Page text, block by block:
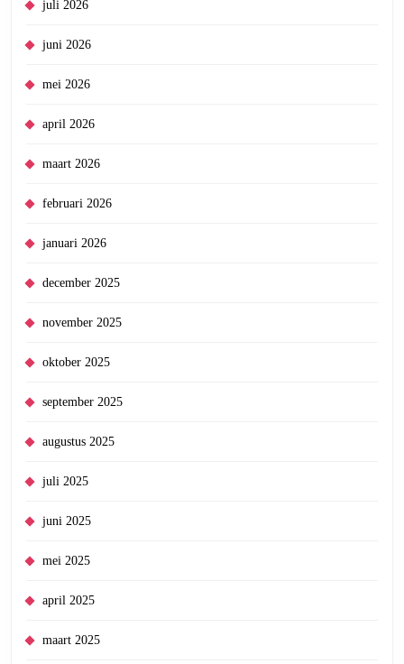
juli 2026
juni 2026
mei 2026
april 2026
maart 2026
februari 2026
januari 2026
december 2025
november 2025
oktober 2025
september 2025
augustus 2025
juli 2025
juni 2025
mei 2025
april 2025
maart 2025